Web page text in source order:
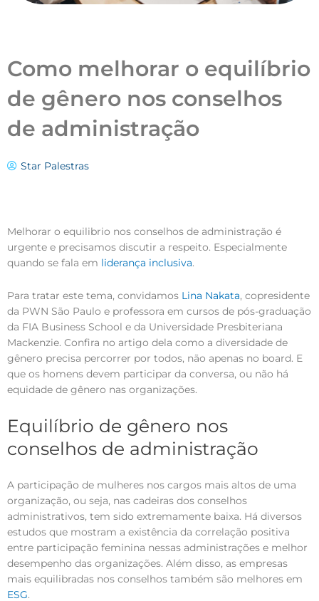
Como melhorar o equilíbrio
de gênero nos conselhos
de administração
Star Palestras
Melhorar o equilibrio nos conselhos de administração é
urgente e precisamos discutir a respeito. Especialmente
quando se fala em liderança inclusiva.
Para tratar este tema, convidamos Lina Nakata, copresidente
da PWN São Paulo e professora em cursos de pós-graduação
da FIA Business School e da Universidade Presbiteriana
Mackenzie. Confira no artigo dela como a diversidade de
gênero precisa percorrer por todos, não apenas no board. E
que os homens devem participar da conversa, ou não há
equidade de gênero nas organizações.
Equilíbrio de gênero nos
conselhos de administração
A participação de mulheres nos cargos mais altos de uma
organização, ou seja, nas cadeiras dos conselhos
administrativos, tem sido extremamente baixa. Há diversos
estudos que mostram a existência da correlação positiva
entre participação feminina nessas administrações e melhor
desempenho das organizações. Além disso, as empresas
mais equilibradas nos conselhos também são melhores em
ESG.